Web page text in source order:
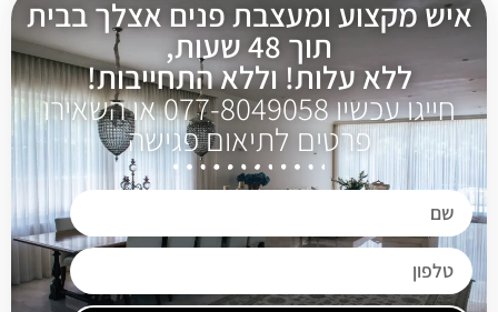
איש מקצוע ומעצבת פנים אצלך בבית
תוך 48 שעות,
ללא עלות! וללא התחייבות!
חייגו עכשיו 077-8049058 או השאירו
פרטים לתיאום פגישה